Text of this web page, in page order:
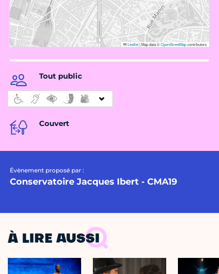
Leaflet|Map data ©OpenStreetMapcontributors
Tout public
Couvert
Évènement proposé par :
Conservatoire Jacques Ibert - CMA19
À LIRE AUSSI